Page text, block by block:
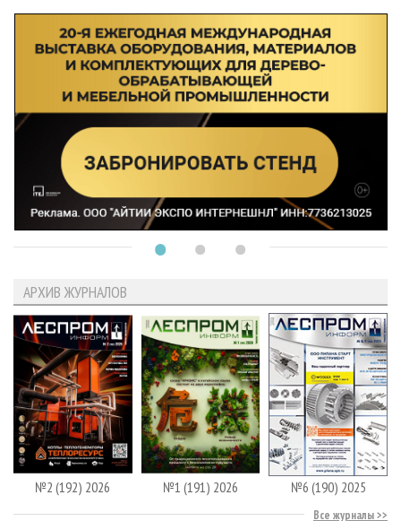
АРХИВ ЖУРНАЛОВ
№2 (192) 2026 №1 (191) 2026 №6 (190) 2025
Все журналы